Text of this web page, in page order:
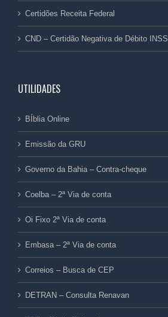
Certidões Receita Federal
CND – Certidão Negativa de Débito INSS
UTILIDADES
BÍblia Online
Emissão da GRU
Governo da Bahia – Contra-cheque
Coelba – 2ª Via de conta
Oi Fixo 2ª Via de conta
Embasa – 2ª Via de conta
Correios – Busca de CEP
DETRAN – Consulta Renavan